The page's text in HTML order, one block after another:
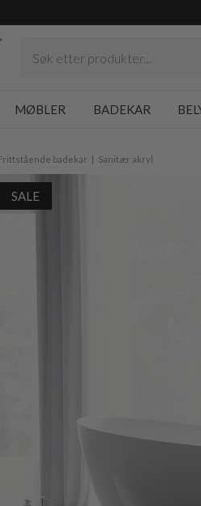
MØBLER BADEKAR
badekar Sanitær akryl
SALE